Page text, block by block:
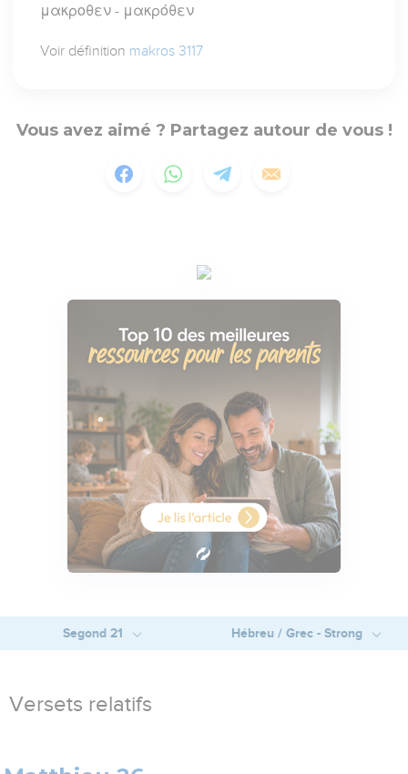
μακροθεν - μακρόθεν
Voir définition makros 3117
Vous avez aimé ? Partagez autour de vous !
Segond 21 Hébreu / Grec - Strong
Versets relatifs